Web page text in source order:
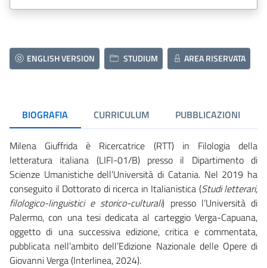
ENGLISH VERSION STUDIUM AREA RISERVATA
BIOGRAFIA CURRICULUM PUBBLICAZIONI
Milena Giuffrida è Ricercatrice (RTT) in Filologia della
letteratura italiana (LIFI-01/B) presso il Dipartimento di
Scienze Umanistiche dell’Università di Catania. Nel 2019 ha
conseguito il Dottorato di ricerca in Italianistica (Studi letterari,
filologico-linguistici e storico-culturali) presso l’Università di
Palermo, con una tesi dedicata al carteggio Verga-Capuana,
oggetto di una successiva edizione, critica e commentata,
pubblicata nell’ambito dell’Edizione Nazionale delle Opere di
Giovanni Verga (Interlinea, 2024).